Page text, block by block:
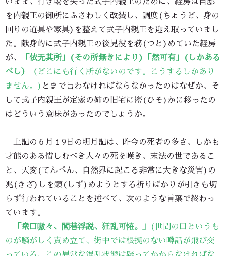
を内親王の御所にふさわしく改装し、調度(ちょうど、身の
回りの道具や家具)を整えて式子内親王を迎え取っていまし
た。献身的に式子内親王の後見役を務(つと)めていた経房
が、
「依无其所」(その所無きにより)「然可有」(しかある
べし）
（どこにも行く所がないのです。こうするしかあり
ません。) とまで言わなければならなかったのはなぜか、そ
して式子内親王が定家の姉の旧宅に密(ひそ)かに移ったの
はどういう意味があったのでしょうか。
上記の６月１9日の明月記は、昨今の死者の多さ、しかも
才能のある惜しむべき人々の死を嘆き、末法の世であるこ
と、天変(てんぺん、自然界に起こる非常に大きな災害)の
兆(きざ)しを鎮(しず)めようとする祈りばかりが引きも切
らず行われていることを述べて、次のような言葉で終わっ
ています。
「衆口嗷々、閭巷浮説、狂乱可恠。」
(世間の口というも
のが騒がしく責め立て、街中では根拠のない噂話が飛び交